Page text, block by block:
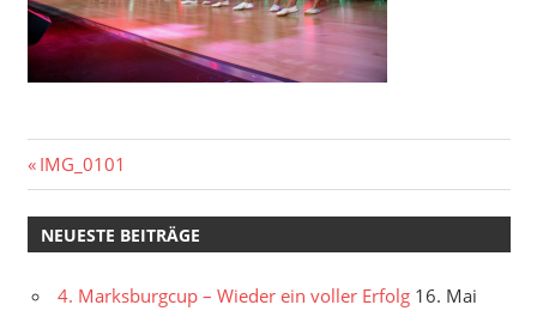
Beitragsnavigation
Vorheriger
Beitrag:
IMG_0101
NEUESTE BEITRÄGE
4. Marksburgcup – Wieder ein voller Erfolg 16. Mai